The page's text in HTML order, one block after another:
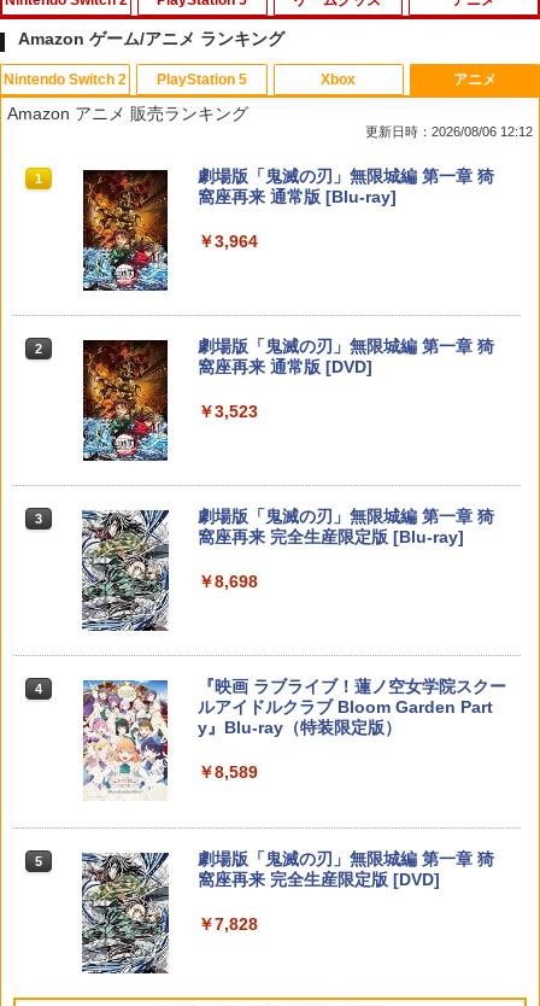
1
eFootball(TM) Kick-Off! 【Switch2】
RL205-J1
ホリ Switch2 星のカービィ ぬいポーチ f
￥4,980
スクウェア・エニックス 【Switch2】FI
NAL FANTASY VII REBIRTH [POT-P-A
BMTA NSW2 ファイナルファンタジ-7 リ
￥5,920
1
PS5 スティックカバー コントローラー
交換用 スティックキャップ PS4 コント
ローラー / PS5 コントローラー / PS5 コ
辺機器 ホコリ防止 全面保護 快適なグリ
ップ 取付簡単 DualSense DualShock4
2
SALE プロフリーク チーキー フリーク2
限定クリアカラー PRO FREAK Cheeky
段階高さ調節 profreek PS4 PS5 ninten
￥2,490
【店内全品P10倍 8/4〜要エントリー】
250424)
1
【中古】劇場版マクロスF~イツワリノウ
タヒメ~ Blu-ray Disc (PS3専用ソフト収
録) ハイブリッドパック
￥386
￥1,254
ペルソナ5 ザ・ロイヤル 主人公×ぶく
￥2,200
Switch2 ケース スイッチ2 Nintendo 対
switch Lite 新型 本体 ジョイコン ソフ
ト ケーブル 収納可能 ポーチ クリスマス
ギフト クリスマス プレゼント 送料無料
￥1,300
5
ゲーム機 本体 脳を鍛える大人の娯楽ゲ
ーム 4タイトル収録 HDMI 差すだけ ワイ
ヤレスコントローラー 付き 麻雀 将棋 脳
トレ ゲーム イーハトーヴォ物語 サラブ
便送料無料】
1
【中古】ファインディング・ドリー Mov
ieNEX [純正ブルーレイ＋純正ケース]
￥3,722
￥4,400
羅小黒戦記2 ぼくらが望む未来(通常版)
Amazon ゲーム/アニメ ランキング
Nintendo Switch 2
1
スプラトゥーン レイダース|オンライン
コード版
￥5,832
2 スプラトゥーン レイダース -Switch2
3 Nintendo Switch 2(日本語・国内専用)
4
ニンテンドープリペイド番号 9000円|オ
ンラインコード版
￥9,000
5
ニンテンドープリペイド番号 5000円|オ
ンラインコード版
￥5,000
PlayStation 5
1
PlayStation 5 デジタル・エディション
日本語専用 Console Language: Japan
2
Beast of Reincarnation -PS5 【特典】
プロダクトコード 封入
￥7,286
3
【純正品】ディスクドライブ(CFI-ZDD1
J) PlayStation 5
￥11,849
トローラー ミッドナイト ブラック(CFI-
ZCT2J01)
トローラー(CFI-ZCT2J)
Xbox
1
Xbox プリペイドカード 10,000円 デジ
タルコード 【旧 Xbox ギフトカード】
2
Xbox プリペイドカード 1,000円 デジタ
ルコード 【旧 Xbox ギフトカード】 [オ
3
【純正品】Xbox ワイヤレス コントロー
ラー + USB-C® ケーブル
￥8,300
4
Xbox プリペイドカード 5,000円 デジタ
ルコード 【旧 Xbox ギフトカード】 [オ
ンラインコード]
5
【純正品】Xbox ワイヤレス コントロー
ラー (ロボット ホワイト)
アニメ
Amazon アニメ 販売ランキング
更新日時：2026/08/06 12:12
1
劇場版「鬼滅の刃」無限城編 第一章 猗
窩座再来 通常版 [Blu-ray]
￥3,964
2
劇場版「鬼滅の刃」無限城編 第一章 猗
窩座再来 通常版 [DVD]
￥3,523
3
劇場版「鬼滅の刃」無限城編 第一章 猗
窩座再来 完全生産限定版 [Blu-ray]
￥8,698
4
『映画 ラブライブ！蓮ノ空女学院スクー
ルアイドルクラブ Bloom Garden Part
y』Blu-ray（特装限定版）
￥8,589
5
劇場版「鬼滅の刃」無限城編 第一章 猗
窩座再来 完全生産限定版 [DVD]
￥7,828